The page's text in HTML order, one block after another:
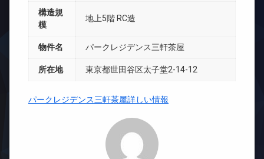
構造規
模
地上5階 RC造
物件名 パークレジデンス三軒茶屋
所在地 東京都世田谷区太子堂2-14-12
パークレジデンス三軒茶屋詳しい情報